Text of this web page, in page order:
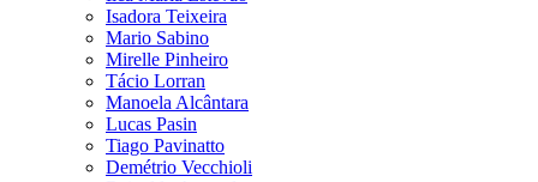
Isadora Teixeira
Mario Sabino
Mirelle Pinheiro
Tácio Lorran
Manoela Alcântara
Lucas Pasin
Tiago Pavinatto
Demétrio Vecchioli